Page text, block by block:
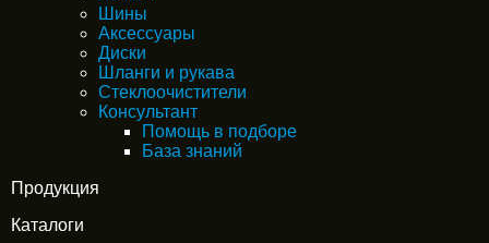
Шины
Аксессуары
Диски
Шланги и рукава
Стеклоочистители
Консультант
Помощь в подборе
База знаний
Продукция
Каталоги